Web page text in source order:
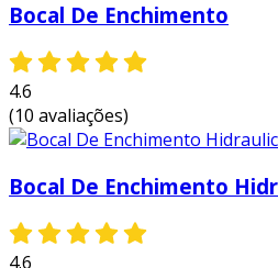
Bocal De Enchimento
4.6
(10 avaliações)
Bocal De Enchimento
4.6